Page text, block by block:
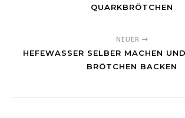
QUARKBRÖTCHEN
NEUER
HEFEWASSER SELBER MACHEN
BRÖTCHEN BACKEN